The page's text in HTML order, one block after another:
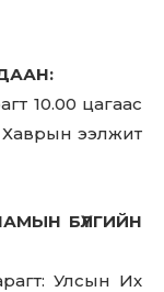
10.00 цагаас
Хаврын ээлжит
БҮЛГИЙН
Улсын Их